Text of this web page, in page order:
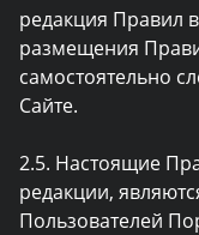
редакция Правил
размещения
самостоятельно
Сайте.
2.5. Настоящие
редакции,
Пользователей